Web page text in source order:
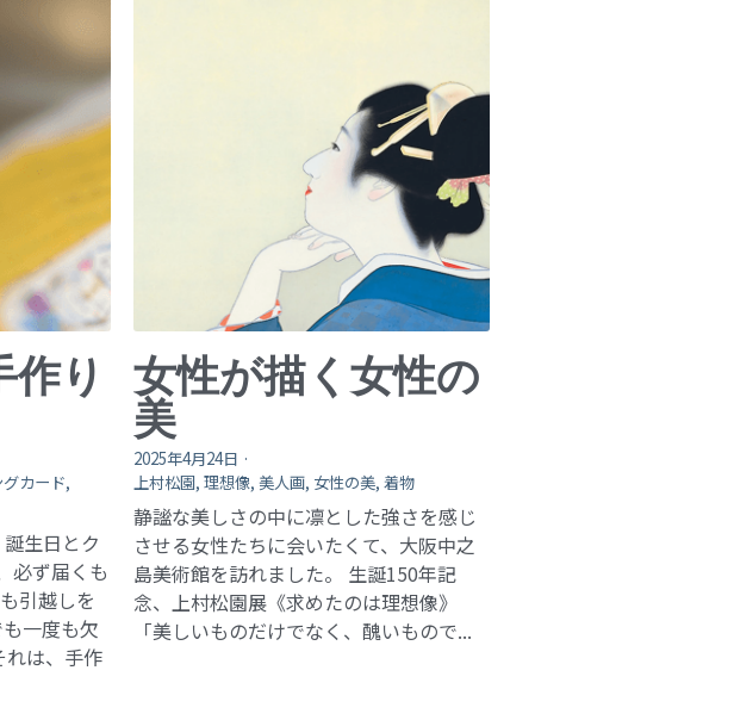
作り
カード,
生日とク
必ず届くも
引越しを
一度も欠
れは、手作
女性が描く女性の
美
2025年4月24日 ·
上村松園, 理想像, 美人画, 女性の美, 着物
静謐な美しさの中に凛とした強さを感じ
させる女性たちに会いたくて、大阪中之
島美術館を訪れました。 生誕150年記
念、上村松園展《求めたのは理想像》
「美しいものだけでなく、醜いもので...